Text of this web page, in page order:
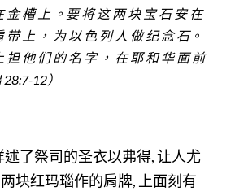
金 槽 上 。要 将 这 两 块 宝 石 安 在
带 上 ， 为 以 色 列 人 做 纪 念 石。
担 他 们 的 名 字 ， 在 耶 和 华 面 前
28:7-12）
述了祭司的圣衣以弗得,让人尤
块红玛瑙作的肩牌, 上面刻有